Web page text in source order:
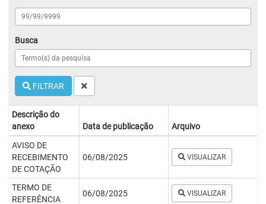
Busca
FILTRAR
Descrição do
anexo
Data de publicação
Arquivo
AVISO DE
RECEBIMENTO
DE COTAÇÃO
06/08/2025 VISUALIZAR
TERMO DE
REFERÊNCIA
06/08/2025 VISUALIZAR